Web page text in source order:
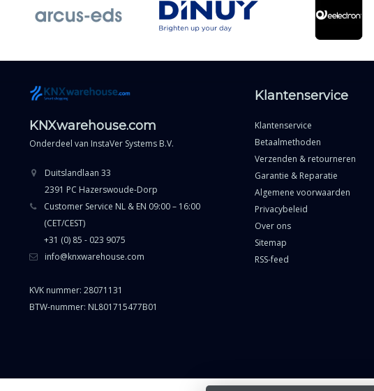
KNXwarehouse.com
Onderdeel van InstaVer Systems B.V.
Duitslandlaan 33
2391 PC Hazerswoude-Dorp
Customer Service NL & EN 09:00 – 16:00
(CET/CEST)
+31 (0) 85 - 023 9075
info@knxwarehouse.com
KVK nummer: 28071131
BTW-nummer: NL801715477B01
Klantenservice
Klantenservice
Betaalmethoden
Verzenden & retourneren
Garantie & Reparatie
Algemene voorwaarden
Privacybeleid
Over ons
Sitemap
RSS-feed